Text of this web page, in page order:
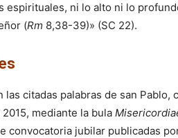
ni lo alto ni lo
(Rm 8,38-39)» (SC 22).
citadas palabras de san
mediante la bula
convocatoria jubilar publicadas